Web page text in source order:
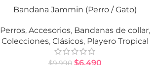
SELECCIONAR OPCIONES
Bandana Jammin (Perro / Gato)
Perros, Accesorios, Bandanas de collar,
Colecciones, Clásicos, Playero Tropical
$9.990 $6.490